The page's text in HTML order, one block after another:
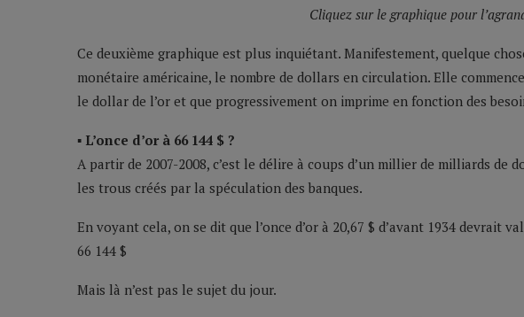
Cliquez sur le graphique pour
Ce deuxième graphique est plus inquiétant. Manifestement, quelque
monétaire américaine, le nombre de dollars en circulation. Elle
le dollar de l’or et que progressivement on imprime en fonction des
▪ L’once d’or à 66 144 $ ?
A partir de 2007-2008, c’est le délire à coups d’un millier de milliards de
les trous créés par la spéculation des banques.
En voyant cela, on se dit que l’once d’or à 20,67 $ d’avant 1934 devrait
66 144 $
Mais là n’est pas le sujet du jour.